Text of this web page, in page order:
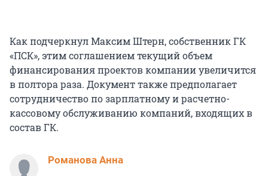
Как подчеркнул Максим Штерн, собственник ГК
«ПСК», этим соглашением текущий объем
финансирования проектов компании увеличится
в полтора раза. Документ также предполагает
сотрудничество по зарплатному и расчетно-
кассовому обслуживанию компаний, входящих в
состав ГК.
Романова Анна